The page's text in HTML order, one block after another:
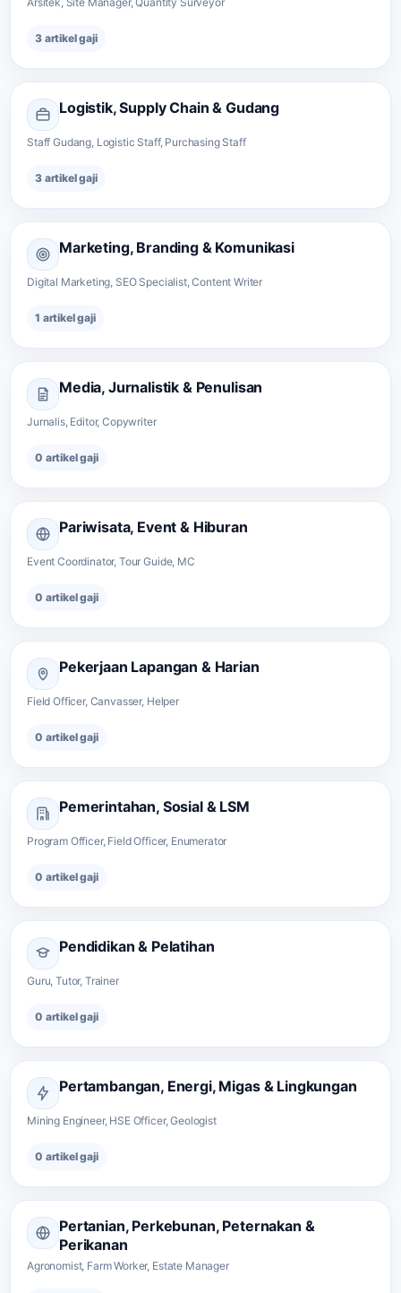
3 artikel gaji
Logistik, Supply Chain & Gudang
Staff Gudang, Logistic Staff, Purchasing Staff
3 artikel gaji
Marketing, Branding & Komunikasi
Digital Marketing, SEO Specialist, Content Writer
1 artikel gaji
Media, Jurnalistik & Penulisan
Jurnalis, Editor, Copywriter
0 artikel gaji
Pariwisata, Event & Hiburan
Event Coordinator, Tour Guide, MC
0 artikel gaji
Pekerjaan Lapangan & Harian
Field Officer, Canvasser, Helper
0 artikel gaji
Pemerintahan, Sosial & LSM
Program Officer, Field Officer, Enumerator
0 artikel gaji
Pendidikan & Pelatihan
Guru, Tutor, Trainer
0 artikel gaji
Pertambangan, Energi, Migas & Lingkungan
Mining Engineer, HSE Officer, Geologist
0 artikel gaji
Pertanian, Perkebunan, Peternakan &
Perikanan
Agronomist, Farm Worker, Estate Manager